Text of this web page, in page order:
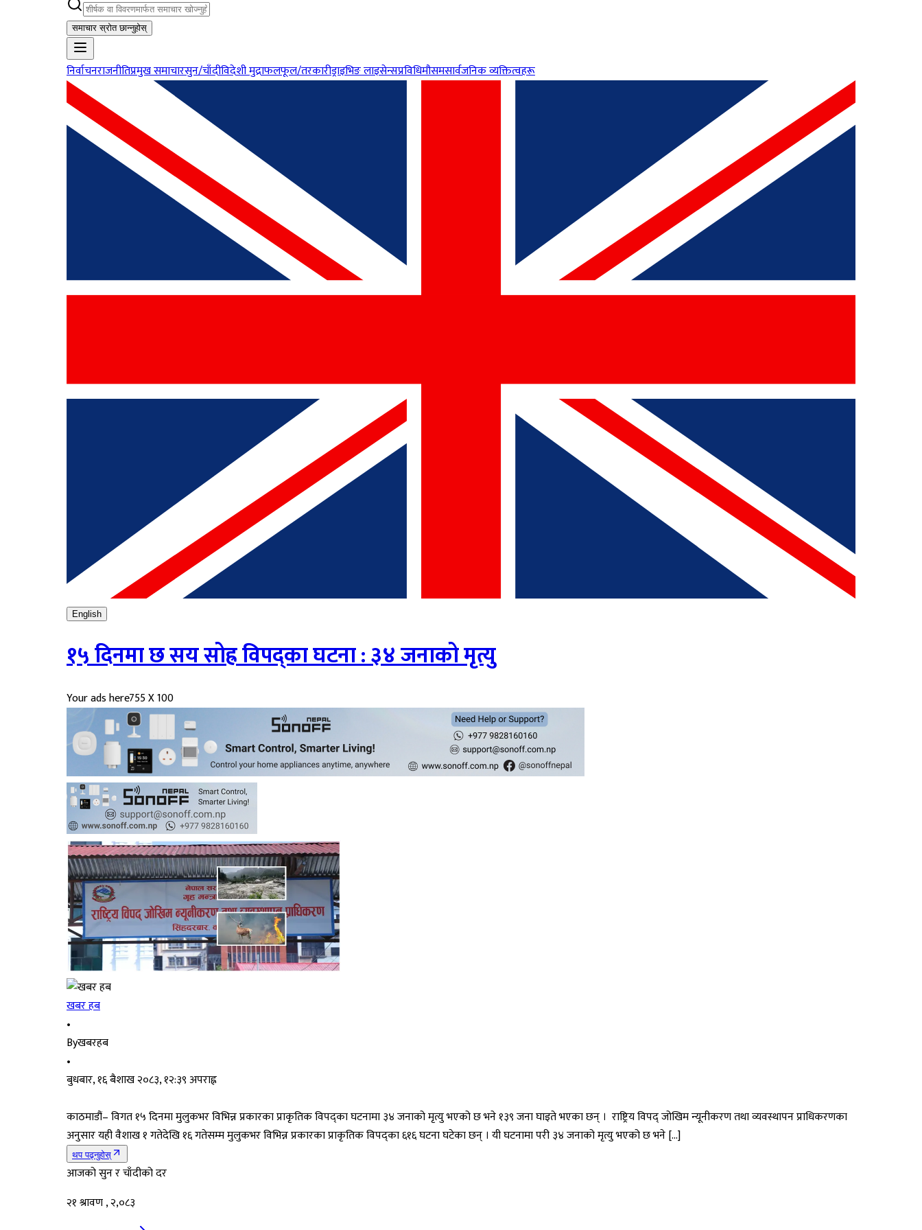
समाचार स्रोत छान्नुहोस्
निर्वाचनराजनीतिप्रमुख समाचारसुन/चाँदीविदेशी मुद्राफलफूल/तरकारीड्राइभिङ लाइसेन्सप्रविधिमौसमसार्वजनिक व्यक्तित्वहरू
English
१५ दिनमा छ सय सोह्र विपद्का घटना : ३४ जनाको मृत्यु
Your ads here755 X 100
खबर हब
•
Byखबरहब
•
बुधबार, १६ बैशाख २०८३, १२:३९ अपराह्न
काठमाडौं– विगत १५ दिनमा मुलुकभर विभिन्न प्रकारका प्राकृतिक विपद्का घटनामा ३४ जनाको मृत्यु भएको छ भने १३९ जना घाइते भएका छन् । राष्ट्रिय विपद् जोखिम न्यूनीकरण तथा व्यवस्थापन प्राधिकरणका
अनुसार यही वैशाख १ गतेदेखि १६ गतेसम्म मुलुकभर विभिन्न प्रकारका प्राकृतिक विपद्का ६१६ घटना घटेका छन् । यी घटनामा परी ३४ जनाको मृत्यु भएको छ भने […]
थप पढ्नुहोस्
आजको सुन र चाँदीको दर
२१ श्रावण , २,०८३